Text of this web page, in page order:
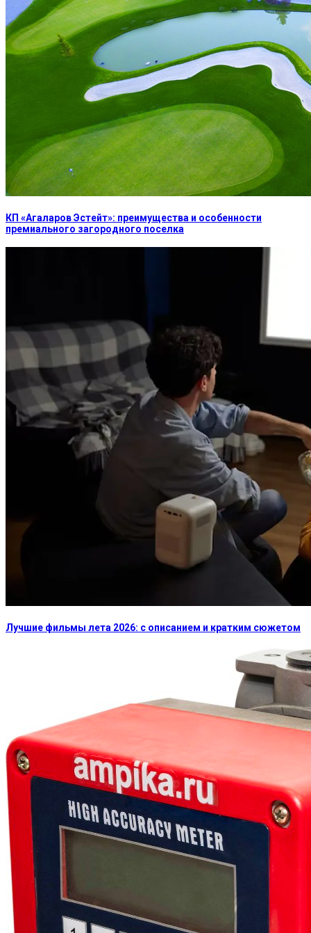
КП «Агаларов Эстейт»: преимущества и особенности
премиального загородного поселка
Лучшие фильмы лета 2026: с описанием и кратким сюжетом